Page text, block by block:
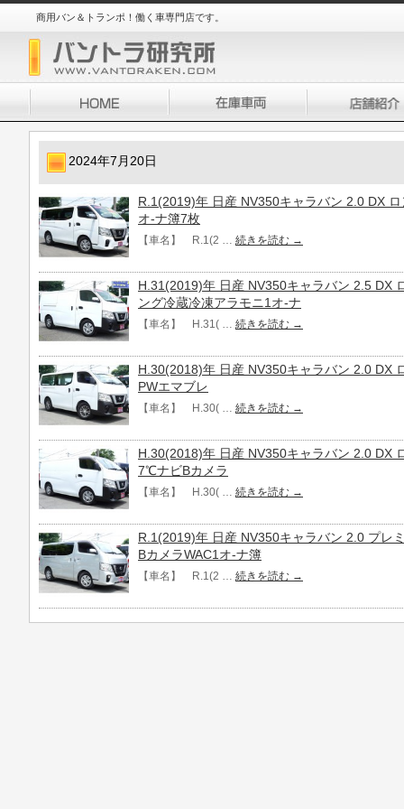
商用バン＆トランポ！働く車専門店です。
2024年7月20日
R.1(2019)年 日産 NV350キャラバン 2.0 DX
オ-ナ簿7枚
【車名】 R.1(2 … 続きを読む →
H.31(2019)年 日産 NV350キャラバン 2.5 DX
ング冷蔵冷凍アラモニ1オ-ナ
【車名】 H.31( … 続きを読む →
H.30(2018)年 日産 NV350キャラバン 2.0 DX
PWエマブレ
【車名】 H.30( … 続きを読む →
H.30(2018)年 日産 NV350キャラバン 2.0 DX
7℃ナビBカメラ
【車名】 H.30( … 続きを読む →
R.1(2019)年 日産 NV350キャラバン 2.0 プレ
BカメラWAC1オ-ナ簿
【車名】 R.1(2 … 続きを読む →